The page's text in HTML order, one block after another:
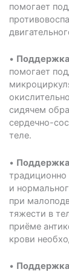
помогает
•
помогает
сидячем
сердечно-
теле.
• Поддержка
традиционно
и
при
тяжести в
приёме
крови
• Поддержка